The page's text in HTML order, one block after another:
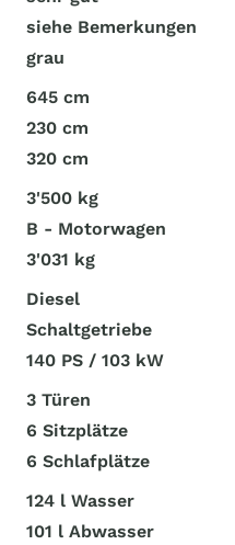
siehe Bemerkungen
grau
645 cm
230 cm
320 cm
3'500 kg
B - Motorwagen
3'031 kg
Diesel
Schaltgetriebe
140 PS / 103 kW
3 Türen
6 Sitzplätze
6 Schlafplätze
124 l Wasser
101 l Abwasser